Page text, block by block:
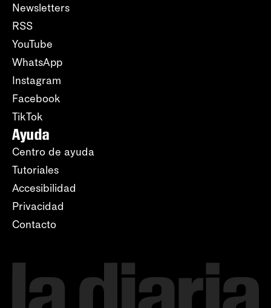
Newsletters
RSS
YouTube
WhatsApp
Instagram
Facebook
TikTok
Ayuda
Centro de ayuda
Tutoriales
Accesibilidad
Privacidad
Contacto